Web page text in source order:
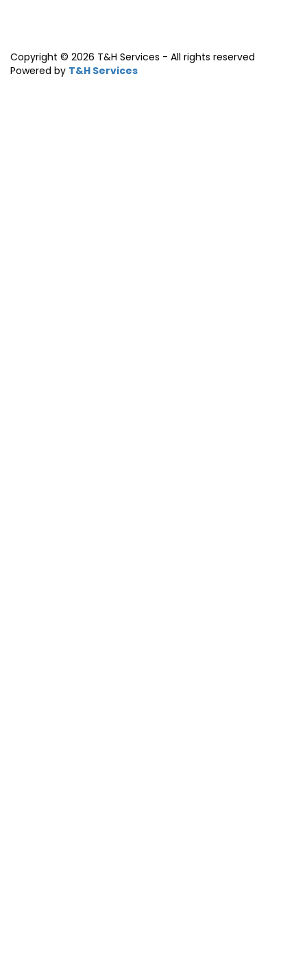
Copyright © 2026 T&H Services - All rights reserved
Powered by T&H Services